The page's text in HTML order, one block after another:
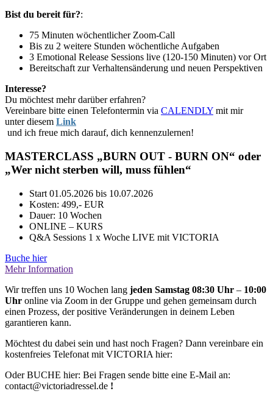
Bist du bereit für?:
75 Minuten wöchentlicher Zoom-Call
Bis zu 2 weitere Stunden wöchentliche Aufgaben
3 Emotional Release Sessions live (120-150 Minuten) vor Ort
Bereitschaft zur Verhaltensänderung und neuen Perspektiven
Interesse?
Du möchtest mehr darüber erfahren?
Vereinbare bitte einen Telefontermin via CALENDLY mit mir
unter diesem Link
und ich freue mich darauf, dich kennenzulernen!
MASTERCLASS „BURN OUT - BURN ON“ oder
„Wer nicht sterben will, muss fühlen“
Start 01.05.2026 bis 10.07.2026
Kosten: 499,- EUR
Dauer: 10 Wochen
ONLINE – KURS
Q&A Sessions 1 x Woche LIVE mit VICTORIA
Buche hier
Mehr Information
Wir treffen uns 10 Wochen lang jeden Samstag 08:30 Uhr – 10:00
Uhr online via Zoom in der Gruppe und gehen gemeinsam durch
einen Prozess, der positive Veränderungen in deinem Leben
garantieren kann.
Möchtest du dabei sein und hast noch Fragen? Dann vereinbare ein
kostenfreies Telefonat mit VICTORIA hier:
Oder BUCHE hier: Bei Fragen sende bitte eine E-Mail an:
contact@victoriadressel.de !